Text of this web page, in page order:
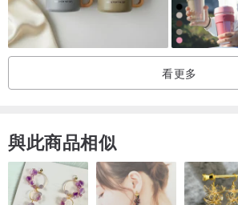
出的退換貨。
我們對工藝嚴格把關。如收到商品後發現重大
裂、嚴重影響使用），請於 簽收後 72 小時內
現貨商品將於 48 小時內 寄出。
因手工陶瓷產量低，部分作品需較長製作週期
為 3-30 天 以防萬一。實際出貨以訂單狀態
看更多
與此商品相似